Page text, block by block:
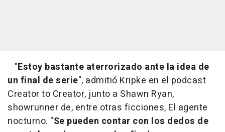
"Estoy bastante aterrorizado ante la idea de
un final de serie", admitió Kripke en el podcast
Creator to Creator, junto a Shawn Ryan,
showrunner de, entre otras ficciones, El agente
nocturno. "Se pueden contar con los dedos de